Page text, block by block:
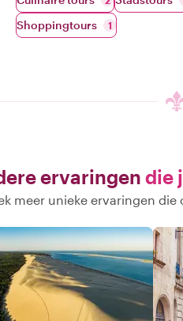
Shoppingtours 1
ervaringen die
meer unieke ervaringen die